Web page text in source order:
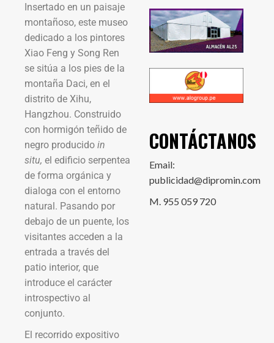
Insertado en un paisaje
montañoso, este museo
dedicado a los pintores
Xiao Feng y Song Ren
se sitúa a los pies de la
montaña Daci, en el
distrito de Xihu,
Hangzhou. Construido
con hormigón teñido de
negro producido in
situ, el edificio serpentea
de forma orgánica y
dialoga con el entorno
natural. Pasando por
debajo de un puente, los
visitantes acceden a la
entrada a través del
patio interior, que
introduce el carácter
introspectivo al
conjunto.
El recorrido expositivo
CONTÁCTANOS
Email:
publicidad@dipromin.com
M. 955 059 720